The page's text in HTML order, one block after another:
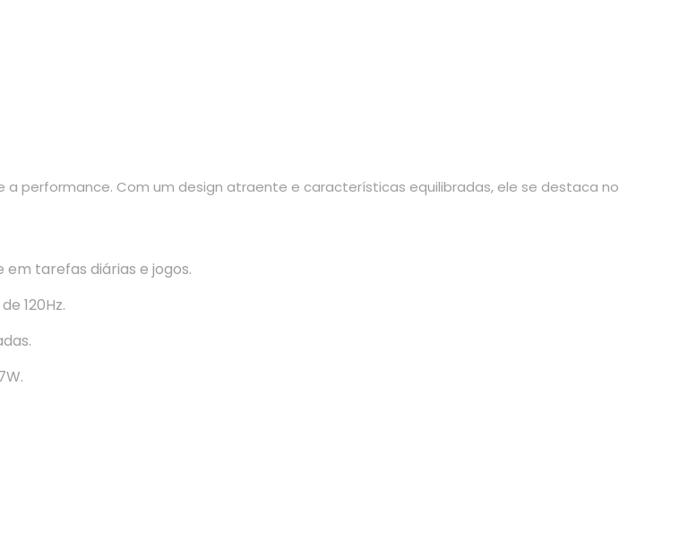
performance. Com um design atraente e características equilibradas, ele se destaca no
tarefas diárias e jogos.
120Hz.